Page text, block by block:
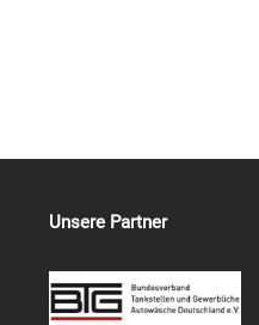
Unsere Partner